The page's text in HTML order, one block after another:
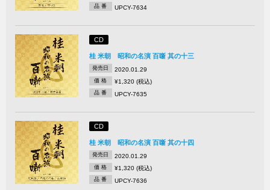
品 番 UPCY-7634
CD
桂 米朝 昭和の名演 百噺 其の十三
発売日 2020.01.29
価 格 ¥1,320 (税込)
品 番 UPCY-7635
CD
桂 米朝 昭和の名演 百噺 其の十四
発売日 2020.01.29
価 格 ¥1,320 (税込)
品 番 UPCY-7636